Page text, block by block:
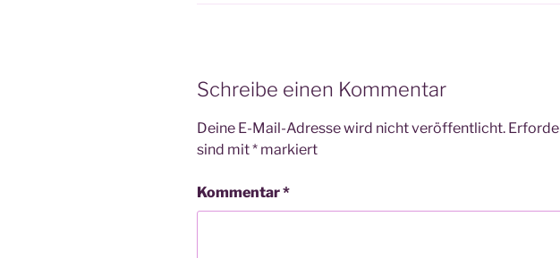
Schreibe einen Kommentar
Deine E-Mail-Adresse wird nicht veröffentlicht.
sind mit* markiert
Kommentar*